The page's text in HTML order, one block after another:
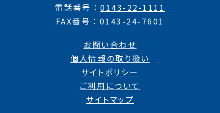
電話番号
0143-22-1111
FAX番号
0143-24-7601
お問い合わせ
個人情報の取り扱い
サイトポリシー
ご利用について
サイトマップ